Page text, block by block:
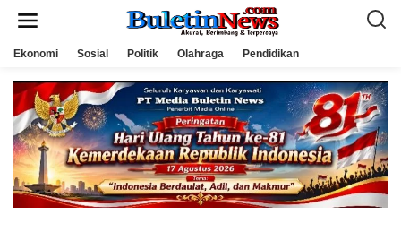
Ekonomi Sosial Politik Olahraga Pendidikan